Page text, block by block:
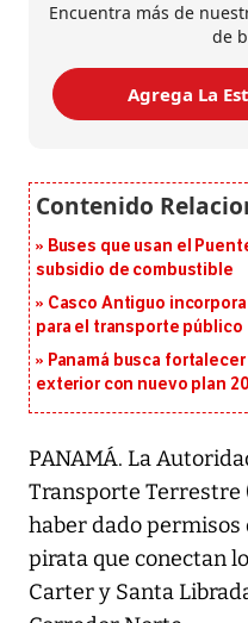
Encuentra más de
de
Agrega La
Buses que usan el
subsidio de combustible
Casco Antiguo
para el transporte público
Panamá busca
exterior con nuevo plan
PANAMÁ. La
Transporte Terrestre
haber dado permisos
pirata que conectan
Carter y Santa